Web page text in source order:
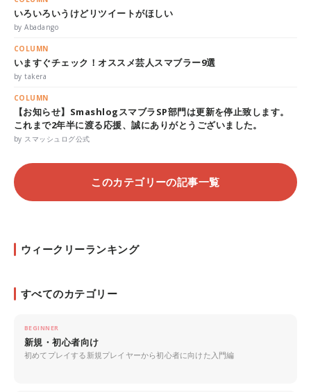
いろいろいうけどリツイートがほしい
by Abadango
COLUMN
いますぐチェック！オススメ芸人スマブラー9選
by takera
COLUMN
【お知らせ】SmashlogスマブラSP部門は更新を停止致します。
これまで2年半に渡る応援、誠にありがとうございました。
by スマッシュログ公式
このカテゴリーの記事一覧
ウィークリーランキング
すべてのカテゴリー
BEGINNER
新規・初心者向け
初めてプレイする新規プレイヤーから初心者に向けた入門編